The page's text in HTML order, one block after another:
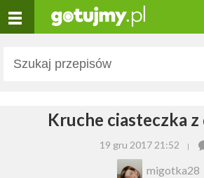
Kruche ciasteczka z
19 gru 2017 21:52
migotka28